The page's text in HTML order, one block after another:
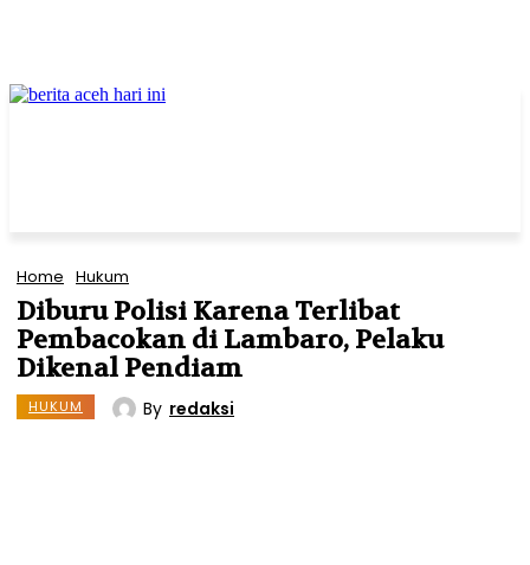
Home Hukum
Diburu Polisi Karena Terlibat
Pembacokan di Lambaro, Pelaku
Dikenal Pendiam
HUKUM By redaksi